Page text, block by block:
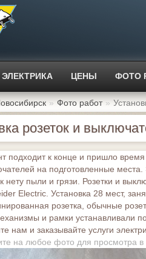
ЦЕНЫ ФОТО
Фото работ
розеток и
подходит к конце и пришло время
на подготовленные места.
нету пыли и грязи. Розетки и
Electric. Установка 28 мест,
розетка, обычные
и рамки устанавливали
нам и заказывайте услуги
на любое фото для просмотра